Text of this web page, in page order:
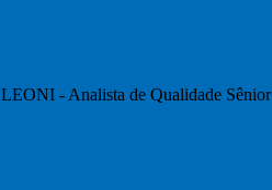
- Analista de Qualidade Sênior